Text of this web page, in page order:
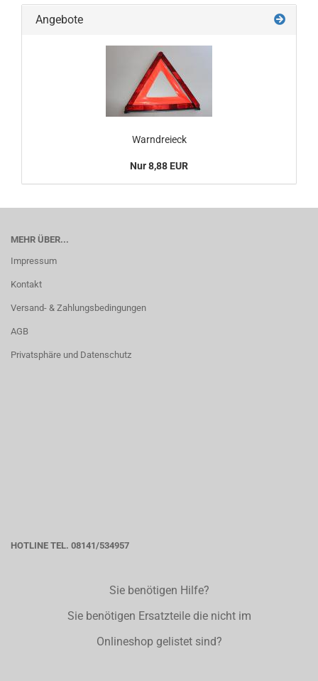
Angebote
Warndreieck
Nur 8,88 EUR
MEHR ÜBER...
Impressum
Kontakt
Versand- & Zahlungsbedingungen
AGB
Privatsphäre und Datenschutz
HOTLINE TEL. 08141/534957
Sie benötigen Hilfe?
Sie benötigen Ersatzteile die nicht im
Onlineshop gelistet sind?